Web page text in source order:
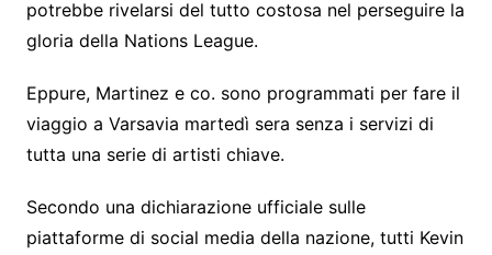
potrebbe rivelarsi del tutto costosa nel perseguire la
gloria della Nations League.
Eppure, Martinez e co. sono programmati per fare il
viaggio a Varsavia martedì sera senza i servizi di
tutta una serie di artisti chiave.
Secondo una dichiarazione ufficiale sulle
piattaforme di social media della nazione, tutti Kevin